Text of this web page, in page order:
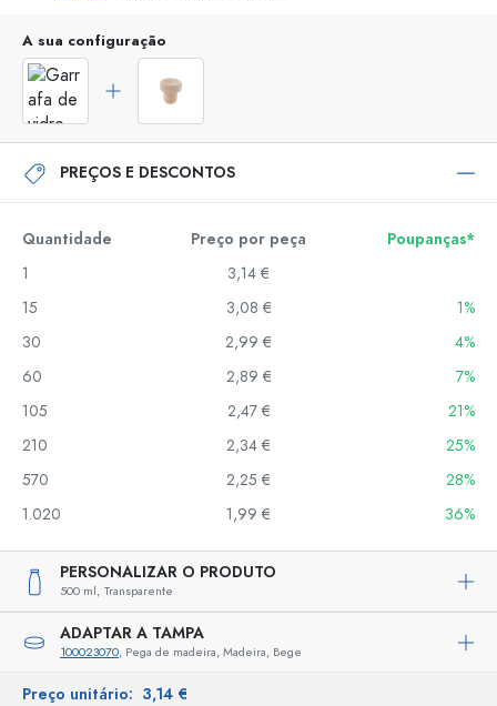
A sua configuração
PREÇOS E DESCONTOS
Quantidade Preço por peça
Poupanças*
1
3,14 €
15
3,08 €
1%
30
2,99 €
4%
60
2,89 €
7%
105
2,47 €
21%
210
2,34 €
25%
570
2,25 €
28%
1.020
1,99 € 36%
PERSONALIZAR O PRODUTO
500 ml, Transparente
ADAPTAR A TAMPA
100023070, Pega de madeira, Madeira, Bege
Preço unitário: 3,14 €